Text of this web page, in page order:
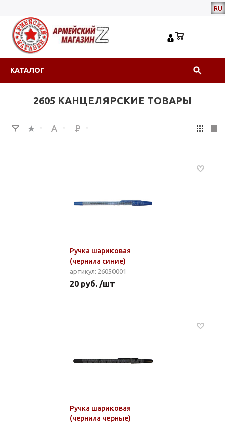
RU
КАТАЛОГ
2605 КАНЦЕЛЯРСКИЕ ТОВАРЫ
Ручка шариковая
(чернила синие)
артикул: 26050001
20 руб. /шт
Ручка шариковая
(чернила черные)